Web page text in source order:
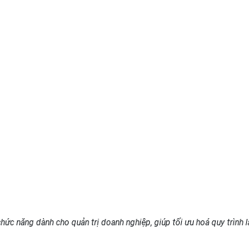
năng dành cho quản trị doanh nghiệp, giúp tối ưu hoá quy